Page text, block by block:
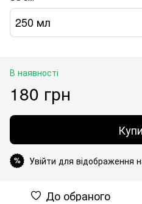
250 мл
В наявності
180 грн
% Увійти для відображення
До обраного